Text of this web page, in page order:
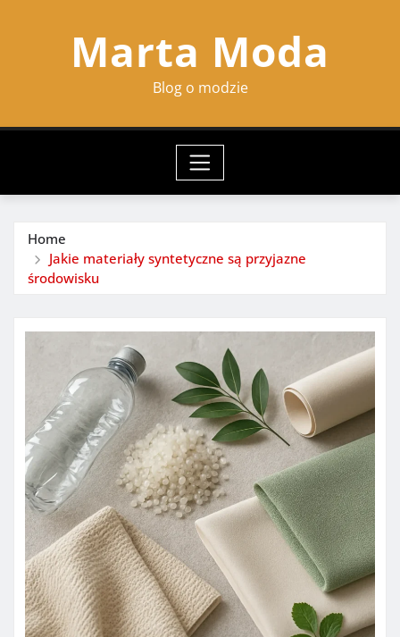
Marta Moda
Blog o modzie
Home
Jakie materiały syntetyczne są przyjazne
środowisku